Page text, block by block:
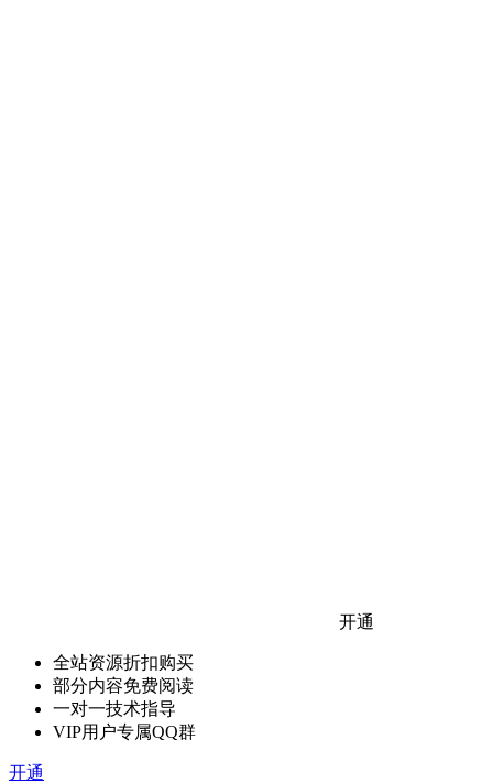
开通
全站资源折扣购买
部分内容免费阅读
一对一技术指导
VIP用户专属QQ群
开通